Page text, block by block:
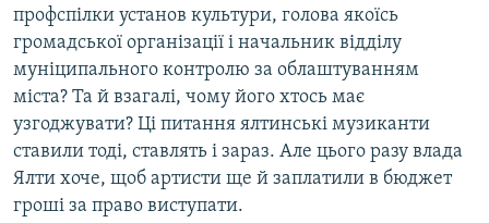
профспілки установ культури, голова якоїсь
громадської організації і начальник відділу
муніципального контролю за облаштуванням
міста? Та й взагалі, чому його хтось має
узгоджувати? Ці питання ялтинські музиканти
ставили тоді, ставлять і зараз. Але цього разу влада
Ялти хоче, щоб артисти ще й заплатили в бюджет
гроші за право виступати.